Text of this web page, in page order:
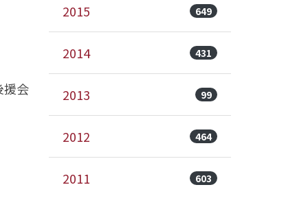
援会
2015 649
2014 431
2013 99
2012 464
2011 603